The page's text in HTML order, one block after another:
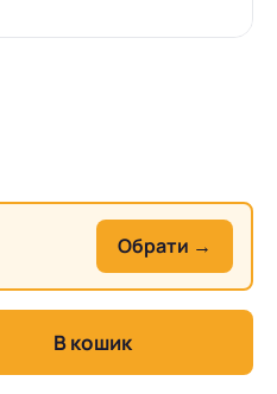
Обрати →
В кошик